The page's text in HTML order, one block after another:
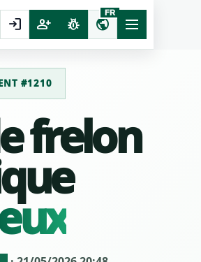
login person_add pest_control public
FR
#1210
frelon